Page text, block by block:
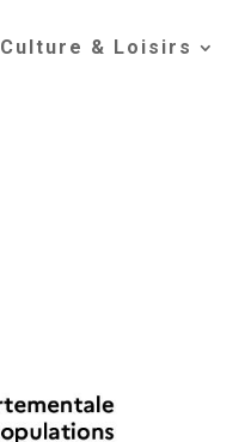
Culture & Loisirs